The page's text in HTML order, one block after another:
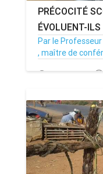
PRÉCOCITÉ
ÉVOLUENT-
Par le
, maître de
26/08/22